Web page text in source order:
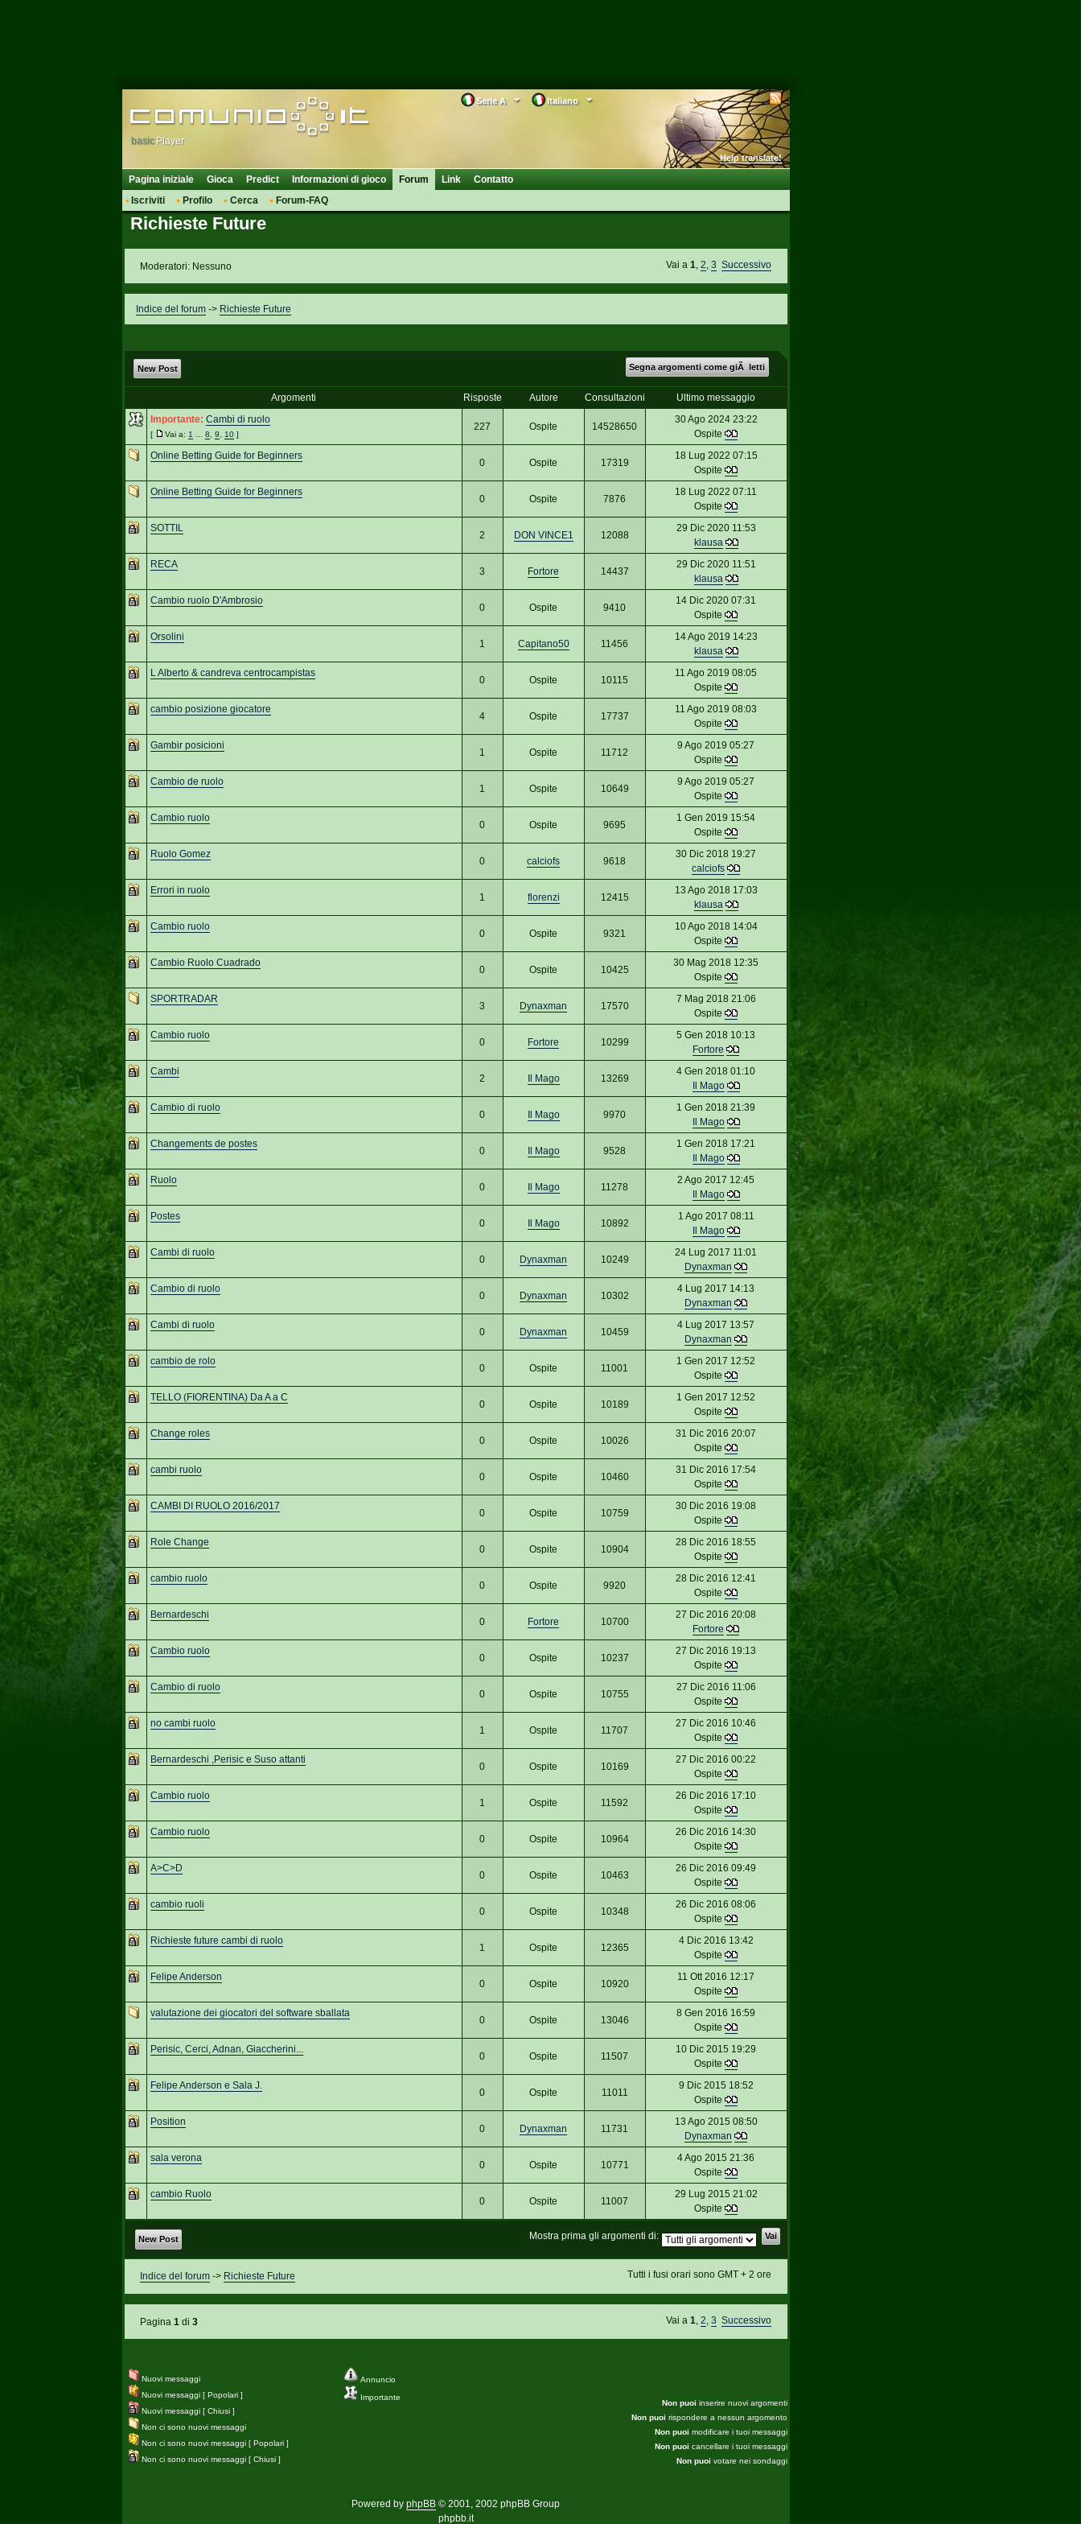
Italiano
Serie A
Help translate!
basic Player
Pagina iniziale Gioca Predict Informazioni di gioco
Forum
Iscriviti
Profilo Cerca Forum-FAQ
Link Contatto
Richieste Future
Vai a1 ,2 ,3 Successivo
Moderatori: Nessuno
Indice del forum-> Richieste Future
Segna argomenti come giÃ letti
New Post
Argomenti Risposte Autore Consultazioni
Ultimo messaggio
Importante: Cambi di ruolo
[ Vai a: 1 8 9 10]
227 Ospite 14528650
30 Ago 2024 23:22
Ospite
Online Betting Guide for Beginners
0 Ospite 17319
18 Lug 2022 07:15
Ospite
Online Betting Guide for Beginners
0 Ospite 7876
18 Lug 2022 07:11
Ospite
SOTTIL
2 DON VINCE1 12088
29 Dic 2020 11:53
klausa
RECA
3 Fortore 14437
29 Dic 2020 11:51
klausa
Cambio ruolo D'Ambrosio
0 Ospite 9410
14 Dic 2020 07:31
Ospite
Orsolini
1 Capitano50 11456
14 Ago 2019 14:23
klausa
L Alberto & candreva centrocampistas
0 Ospite 10115
11 Ago 2019 08:05
Ospite
cambio posizione giocatore
4 Ospite 17737
11 Ago 2019 08:03
Ospite
Gambir posicioni
1 Ospite 11712
9 Ago 2019 05:27
Ospite
Cambio de ruolo
1 Ospite 10649
9 Ago 2019 05:27
Ospite
Cambio ruolo
0 Ospite 9695
1 Gen 2019 15:54
Ospite
Ruolo Gomez
0 calciofs 9618
30 Dic 2018 19:27
calciofs
Errori in ruolo
1 florenzi 12415
13 Ago 2018 17:03
klausa
Cambio ruolo
0 Ospite 9321
10 Ago 2018 14:04
Ospite
Cambio Ruolo Cuadrado
0 Ospite 10425
30 Mag 2018 12:35
Ospite
SPORTRADAR
3 Dynaxman 17570
7 Mag 2018 21:06
Ospite
Cambio ruolo
0 Fortore 10299
5 Gen 2018 10:13
Fortore
Cambi
2 Il Mago 13269
4 Gen 2018 01:10
Il Mago
Cambio di ruolo
0 Il Mago 9970
1 Gen 2018 21:39
Il Mago
Changements de postes
0 Il Mago 9528
1 Gen 2018 17:21
Il Mago
Ruolo
0 Il Mago 11278
2 Ago 2017 12:45
Il Mago
Postes
0 Il Mago 10892
1 Ago 2017 08:11
Il Mago
Cambi di ruolo
0 Dynaxman 10249
24 Lug 2017 11:01
Dynaxman
Cambio di ruolo
0 Dynaxman 10302
4 Lug 2017 14:13
Dynaxman
Cambi di ruolo
0 Dynaxman 10459
4 Lug 2017 13:57
Dynaxman
cambio de rolo
0 Ospite 11001
1 Gen 2017 12:52
Ospite
TELLO (FIORENTINA) Da A a C
0 Ospite 10189
1 Gen 2017 12:52
Ospite
Change roles
0 Ospite 10026
31 Dic 2016 20:07
Ospite
cambi ruolo
0 Ospite 10460
31 Dic 2016 17:54
Ospite
CAMBI DI RUOLO 2016/2017
0 Ospite 10759
30 Dic 2016 19:08
Ospite
Role Change
0 Ospite 10904
28 Dic 2016 18:55
Ospite
cambio ruolo
0 Ospite 9920
28 Dic 2016 12:41
Ospite
Bernardeschi
0 Fortore 10700
27 Dic 2016 20:08
Fortore
Cambio ruolo
0 Ospite 10237
27 Dic 2016 19:13
Ospite
Cambio di ruolo
0 Ospite 10755
27 Dic 2016 11:06
Ospite
no cambi ruolo
1 Ospite 11707
27 Dic 2016 10:46
Ospite
Bernardeschi ,Perisic e Suso attanti
0 Ospite 10169
27 Dic 2016 00:22
Ospite
Cambio ruolo
1 Ospite 11592
26 Dic 2016 17:10
Ospite
Cambio ruolo
0 Ospite 10964
26 Dic 2016 14:30
Ospite
A>C>D
0 Ospite 10463
26 Dic 2016 09:49
Ospite
cambio ruoli
0 Ospite 10348
26 Dic 2016 08:06
Ospite
Richieste future cambi di ruolo
1 Ospite 12365
4 Dic 2016 13:42
Ospite
Felipe Anderson
0 Ospite 10920
11 Ott 2016 12:17
Ospite
valutazione dei giocatori del software sballata
0 Ospite 13046
8 Gen 2016 16:59
Ospite
Perisic, Cerci, Adnan, Giaccherini...
0 Ospite 11507
10 Dic 2015 19:29
Ospite
Felipe Anderson e Sala J.
0 Ospite 11011
9 Dic 2015 18:52
Ospite
Position
0 Dynaxman 11731
13 Ago 2015 08:50
Dynaxman
sala verona
0 Ospite 10771
4 Ago 2015 21:36
Ospite
cambio Ruolo
0 Ospite 11007
29 Lug 2015 21:02
Ospite
Mostra prima gli argomenti di:
New Post
Tutti i fusi orari sono GMT + 2 ore
Indice del forum-> Richieste Future
Vai a1 ,2 ,3 Successivo
Pagina 1 di 3
Annuncio
Importante
Nuovi messaggi
Nuovi messaggi [ Popolari ]
Nuovi messaggi [ Chiusi ]
Non ci sono nuovi messaggi
Non ci sono nuovi messaggi [ Popolari ]
Non ci sono nuovi messaggi [ Chiusi ]
Non puoi inserire nuovi argomenti
Non puoi rispondere a nessun argomento
Non puoi modificare i tuoi messaggi
Non puoi cancellare i tuoi messaggi
Non puoi votare nei sondaggi
Powered by phpBB © 2001, 2002 phpBB Group
phpbb.it